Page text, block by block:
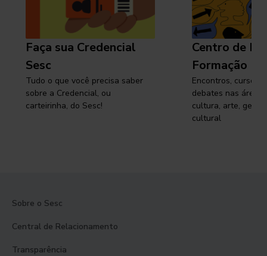
Faça sua Credencial
Sesc
Tudo o que você precisa saber
sobre a Credencial, ou
carteirinha, do Sesc!
Centro de
Formação
Encontros, cursos,
debates nas áreas
cultura, arte,
cultural
Sobre o Sesc
Central de Relacionamento
Transparência